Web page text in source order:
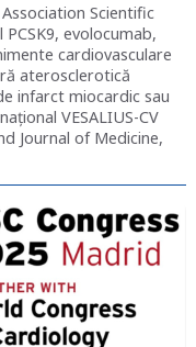
Scientific
evolocumab,
cardiovasculare
aterosclerotică
infarct miocardic sau
VESALIUS-CV
Journal of Medicine,